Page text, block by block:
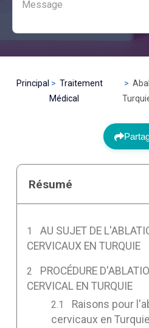
Principal
Traitement
Médical
Résumé
AU SUJET DE
CERVICAUX EN TURQUIE
PROCÉDURE
CERVICAL EN TURQUIE
Raisons pour
cervicaux en Turquie